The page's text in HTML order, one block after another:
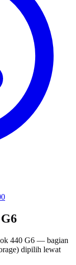
440 G6 — bagian
dipilih lewat